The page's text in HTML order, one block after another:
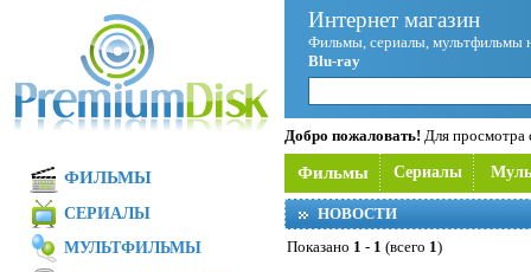
Интернет магазин
Фильмы, сериалы, мультфильмы
Blu-ray
Добро пожаловать! Для просмотра
Фильмы Сериалы
НОВОСТИ
Показано 1 - 1 (всего 1)
ФИЛЬМЫ
СЕРИАЛЫ
МУЛЬТФИЛЬМЫ